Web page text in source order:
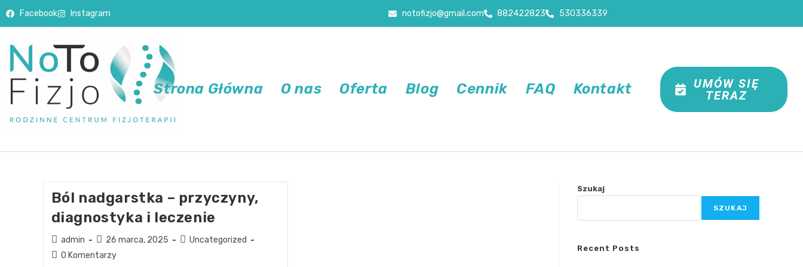
Facebook Instagram notofizjo@gmail.com 882422823 530336339
Strona Główna O nas Oferta Blog Cennik FAQ Kontakt
UMÓW SIĘ
TERAZ
Ból nadgarstka – przyczyny,
diagnostyka i leczenie
admin 26 marca, 2025
Uncategorized
0 Komentarzy
Szukaj
SZUKAJ
Recent Posts